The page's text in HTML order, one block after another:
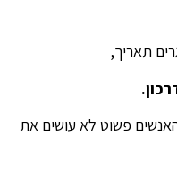
פשוט לא עושים את